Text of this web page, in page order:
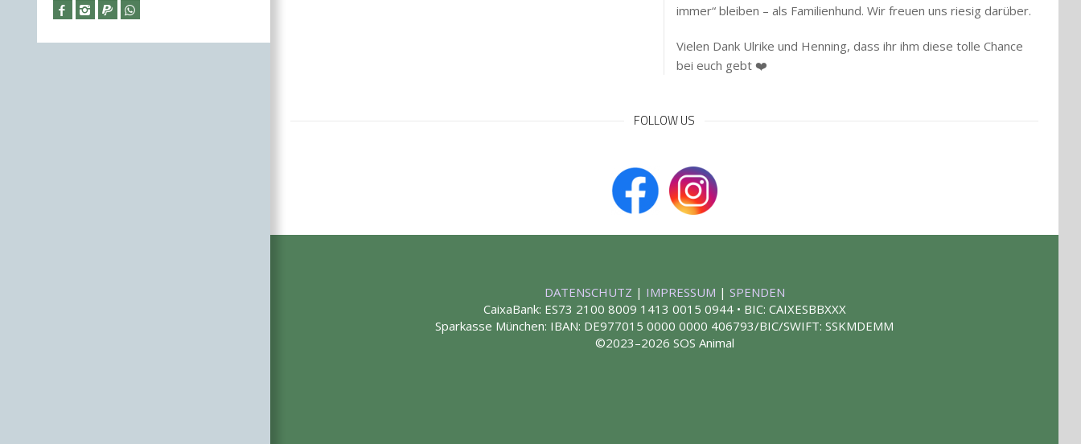
immer“ bleiben – als Familienhund. Wir freuen uns riesig darüber.
Vielen Dank Ulrike und Henning, dass ihr ihm diese tolle Chance
bei euch gebt ❤️
FOLLOW US
DATENSCHUTZ | IMPRESSUM | SPENDEN
CaixaBank: ES73 2100 8009 1413 0015 0944 • BIC: CAIXESBBXXX
Sparkasse München: IBAN: DE977015 0000 0000 406793/BIC/SWIFT: SSKMDEMM
©2023–2026 SOS Animal